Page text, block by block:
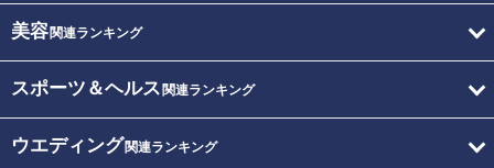
美容関連ランキング
スポーツ＆ヘルス 関連ランキング
ウエディング関連ランキング